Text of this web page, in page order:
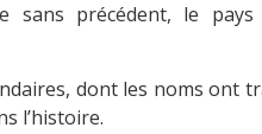
sans précédent, le
dont les noms ont
l’histoire.